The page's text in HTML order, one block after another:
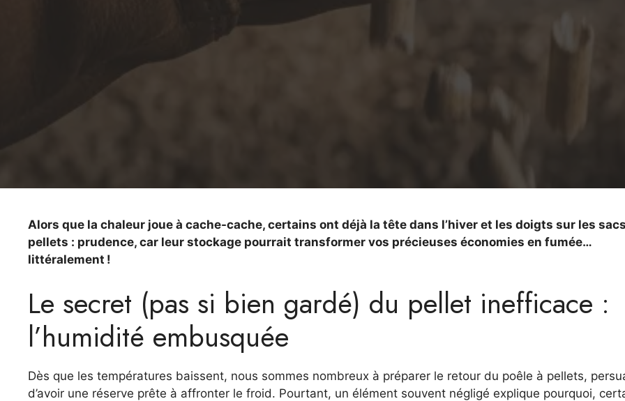
Alors que la chaleur joue à cache-cache, certains ont déjà la tête dans l’hiver et les doigts sur les
pellets : prudence, car leur stockage pourrait transformer vos précieuses économies en fumée…
littéralement !
Le secret (pas si bien gardé) du pellet inefficace :
l’humidité embusquée
Dès que les températures baissent, nous sommes nombreux à préparer le retour du poêle à pellets,
d’avoir une réserve prête à affronter le froid. Pourtant, un élément souvent négligé explique pourquoi,